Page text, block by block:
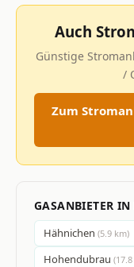
Auch
Günstige
/
Zum
GASANBIETER
Hähnichen (5.9 km)
Hohendubrau